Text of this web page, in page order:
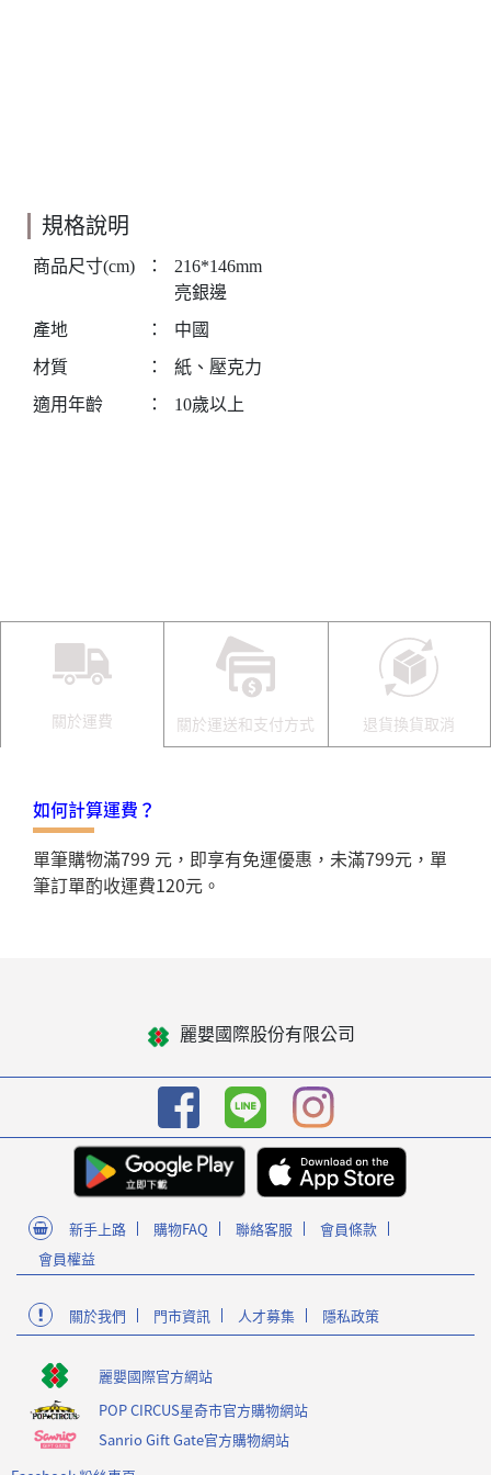
規格說明
商品尺寸(cm) ：
216*146mm
亮銀邊
產地
：
中國
材質
：
紙、壓克力
適用年齡
： 10歲以上
關於運費 關於運送和支付方式 退貨換貨取消
如何計算運費？
單筆購物滿799 元，即享有免運優惠，未滿799元，單
筆訂單酌收運費120元。
麗嬰國際股份有限公司
新手上路 購物FAQ 聯絡客服
會員條款
會員權益
關於我們 門市資訊 人才募集 隱私政策
麗嬰國際官方網站
POP CIRCUS星奇市官方購物網站
Sanrio Gift Gate官方購物網站